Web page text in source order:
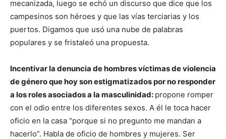
mecanizada, luego se echó un discurso que dice que los
campesinos son héroes y que las vías terciarias y los
puertos. Digamos que usó una nube de palabras
populares y se fristaleó una propuesta.
Incentivar la denuncia de hombres víctimas de violencia
de género que hoy son estigmatizados por no responder
a los roles asociados a la masculinidad: propone romper
con el odio entre los diferentes sexos. A él le toca hacer
oficio en la casa “porque si no pregunto me mandan a
hacerlo”. Habla de oficio de hombres y mujeres. Ser